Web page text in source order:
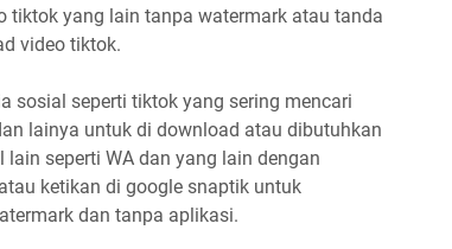
tiktok yang lain tanpa watermark atau tanda
video tiktok.
sosial seperti tiktok yang sering mencari
lainya untuk di download atau dibutuhkan
seperti WA dan yang lain dengan
ketikan di google snaptik untuk
dan tanpa aplikasi.